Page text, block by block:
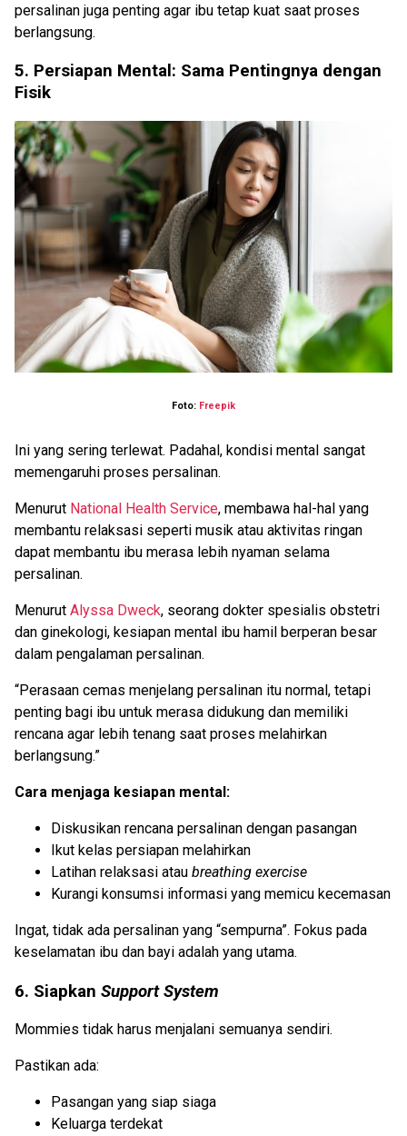
persalinan juga penting agar ibu tetap kuat saat proses
berlangsung.
5. Persiapan Mental: Sama Pentingnya dengan
Fisik
Foto: Freepik
Ini yang sering terlewat. Padahal, kondisi mental sangat
memengaruhi proses persalinan.
Menurut National Health Service, membawa hal-hal yang
membantu relaksasi seperti musik atau aktivitas ringan
dapat membantu ibu merasa lebih nyaman selama
persalinan.
Menurut Alyssa Dweck, seorang dokter spesialis obstetri
dan ginekologi, kesiapan mental ibu hamil berperan besar
dalam pengalaman persalinan.
“Perasaan cemas menjelang persalinan itu normal, tetapi
penting bagi ibu untuk merasa didukung dan memiliki
rencana agar lebih tenang saat proses melahirkan
berlangsung.”
Cara menjaga kesiapan mental:
Diskusikan rencana persalinan dengan pasangan
Ikut kelas persiapan melahirkan
Latihan relaksasi atau breathing exercise
Kurangi konsumsi informasi yang memicu kecemasan
Ingat, tidak ada persalinan yang “sempurna”. Fokus pada
keselamatan ibu dan bayi adalah yang utama.
6. Siapkan Support System
Mommies tidak harus menjalani semuanya sendiri.
Pastikan ada:
Pasangan yang siap siaga
Keluarga terdekat